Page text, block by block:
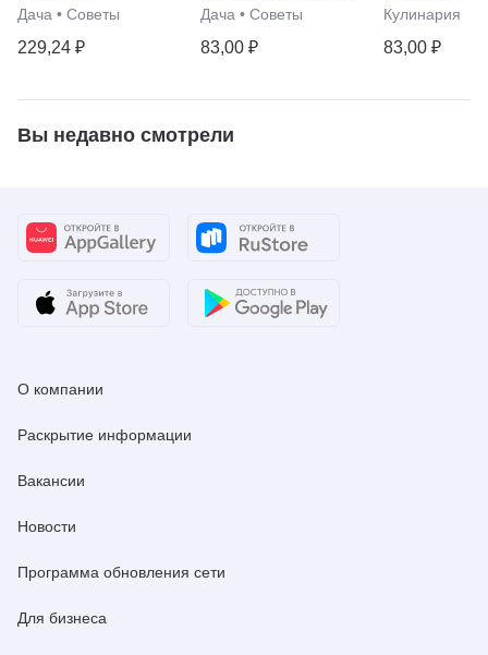
Дача • Советы
229,24 ₽
Дача • Советы
83,00 ₽
Кулинария
83,00 ₽
Вы недавно смотрели
О компании
Раскрытие информации
Вакансии
Новости
Программа обновления сети
Для бизнеса